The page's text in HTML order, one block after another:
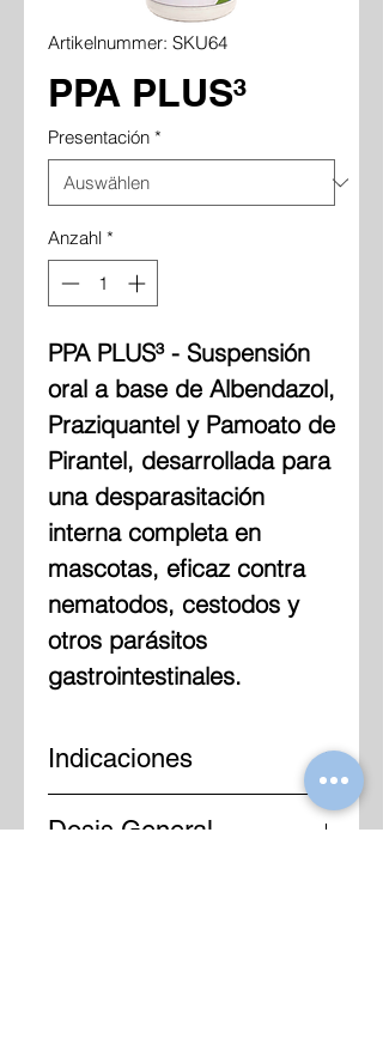
Artikelnummer: SKU64
PPA PLUS³
Presentación *
Anzahl *
PPA PLUS³ - Suspensión
oral a base de Albendazol,
Praziquantel y Pamoato de
Pirantel, desarrollada para
una desparasitación
interna completa en
mascotas, eficaz contra
nematodos, cestodos y
otros parásitos
gastrointestinales.
Indicaciones
Dosis General